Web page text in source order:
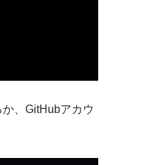
、GitHubアカウ